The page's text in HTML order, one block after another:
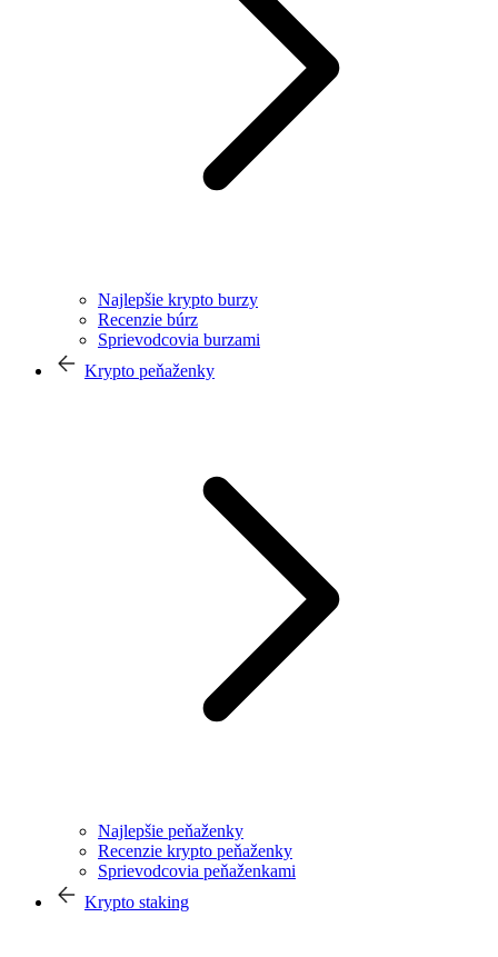
Najlepšie krypto burzy
Recenzie búrz
Sprievodcovia burzami
Krypto peňaženky
Najlepšie peňaženky
Recenzie krypto peňaženky
Sprievodcovia peňaženkami
Krypto staking